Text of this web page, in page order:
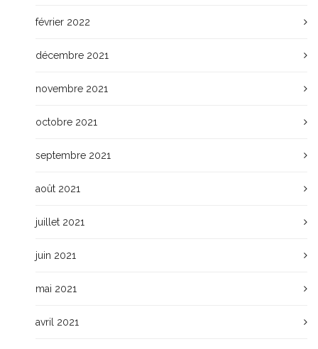
février 2022
décembre 2021
novembre 2021
octobre 2021
septembre 2021
août 2021
juillet 2021
juin 2021
mai 2021
avril 2021